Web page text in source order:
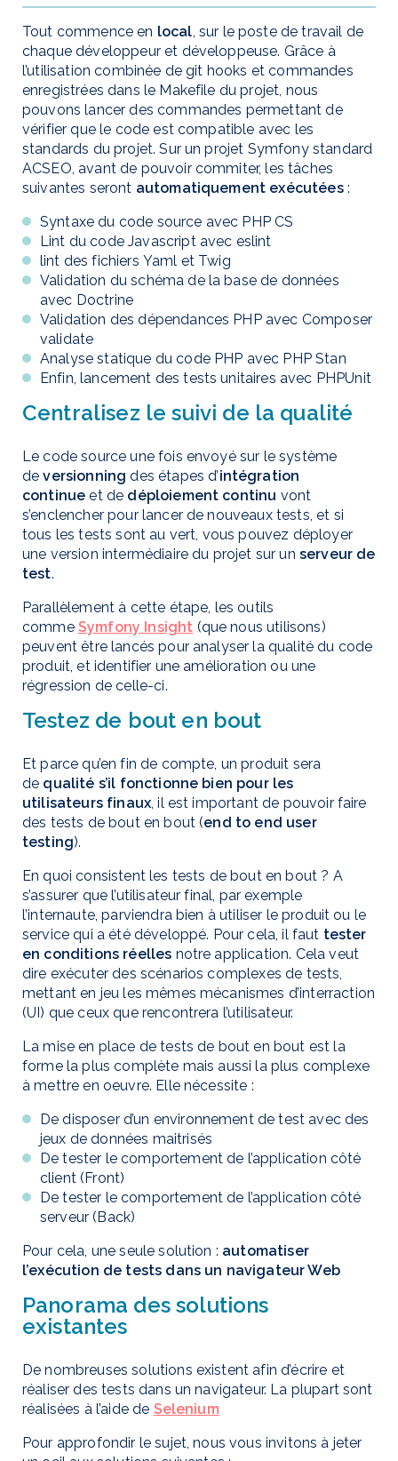
Tout commence en local , sur le poste de travail de
chaque développeur et développeuse. Grâce à
l’utilisation combinée degit hooks et commandes
enregistrées dans le Makefile du projet, nous
pouvons lancer des commandes permettant de
vérifier que le code est compatible avec les
standards du projet. Sur un projet Symfony standard
ACSEO, avant de pouvoir commiter, les tâches
suivantes seront automatiquement exécutées:
Syntaxe du code source avec PHP CS
Lint du code Javascript avec eslint
lint des fichiers Yaml et Twig
Validation du schéma de la base de données
avec Doctrine
Validation des dépendances PHP avec Composer
validate
Analyse statique du code PHP avec PHP Stan
Enfin, lancement des tests unitaires avec PHPUnit
Centralisez le suivi de la qualité
Le code source une fois envoyé sur le système
deversionning des étapes d’intégration
continue et de déploiement continu vont
s’enclencher pour lancer de nouveaux tests, et si
tous les tests sont au vert, vous pouvez déployer
une version intermédiaire du projet sur un serveur de
test.
Parallèlement à cette étape, les outils
comme Symfony Insight (que nous utilisons)
peuvent être lancés pour analyser la qualité du code
produit, et identifier une amélioration ou une
régression de celle-ci.
Testez de bout en bout
Et parce qu’en fin de compte, un produit sera
de qualité s’il fonctionne bien pour les
utilisateurs finaux , il est important de pouvoir faire
des tests de bout en bout (end to end user
testing).
En quoi consistent les tests de bout en bout ? A
s’assurer que l’utilisateur final, par exemple
l’internaute, parviendra bien à utiliser le produit ou le
service qui a été développé. Pour cela, il faut tester
en conditions réelles notre application. Cela veut
dire exécuter des scénarios complexes de tests,
mettant en jeu les mêmes mécanismes d’interraction
(UI) que ceux que rencontrera l’utilisateur.
La mise en place de tests de bout en bout est la
forme la plus complète mais aussi la plus complexe
à mettre en oeuvre. Elle nécessite :
De disposer d’un environnement de test avec des
jeux de données maitrisés
De tester le comportement de l’application côté
client (Front)
De tester le comportement de l’application côté
serveur (Back)
Pour cela, une seule solution : automatiser
l’exécution de tests dans un navigateur Web
Panorama des solutions
existantes
De nombreuses solutions existent afin d’écrire et
réaliser des tests dans un navigateur. La plupart sont
réalisées à l’aide de Selenium
Pour approfondir le sujet, nous vous invitons à jeter